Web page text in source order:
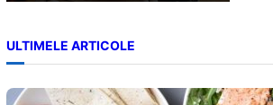
ULTIMELE ARTICOLE